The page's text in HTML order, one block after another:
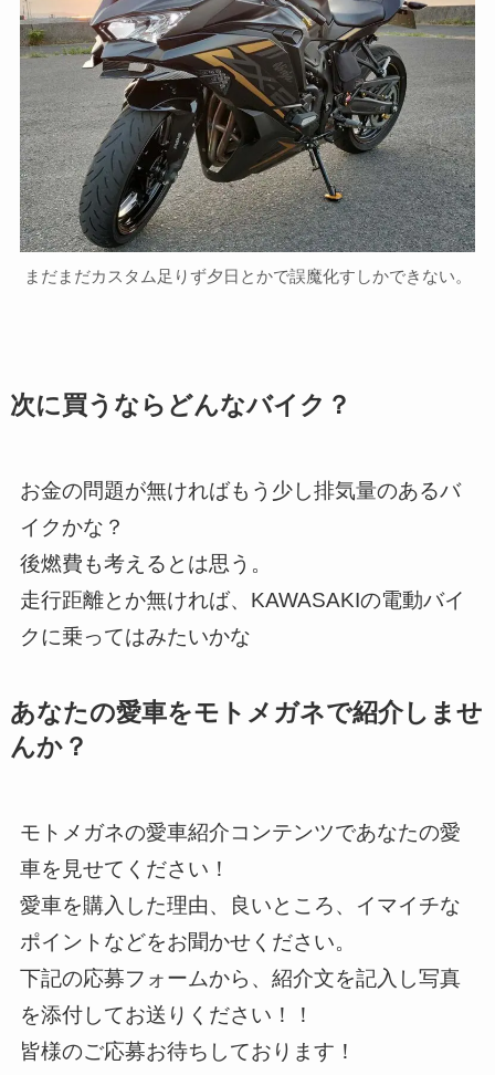
まだまだカスタム足りず夕日とかで誤魔化すしかできない。
次に買うならどんなバイク？
お金の問題が無ければもう少し排気量のあるバ
イクかな？
後燃費も考えるとは思う。
走行距離とか無ければ、KAWASAKIの電動バイ
クに乗ってはみたいかな
あなたの愛車をモトメガネで紹介しませ
んか？
モトメガネの愛車紹介コンテンツであなたの愛
車を見せてください！
愛車を購入した理由、良いところ、イマイチな
ポイントなどをお聞かせください。
下記の応募フォームから、紹介文を記入し写真
を添付してお送りください！！
皆様のご応募お待ちしております！